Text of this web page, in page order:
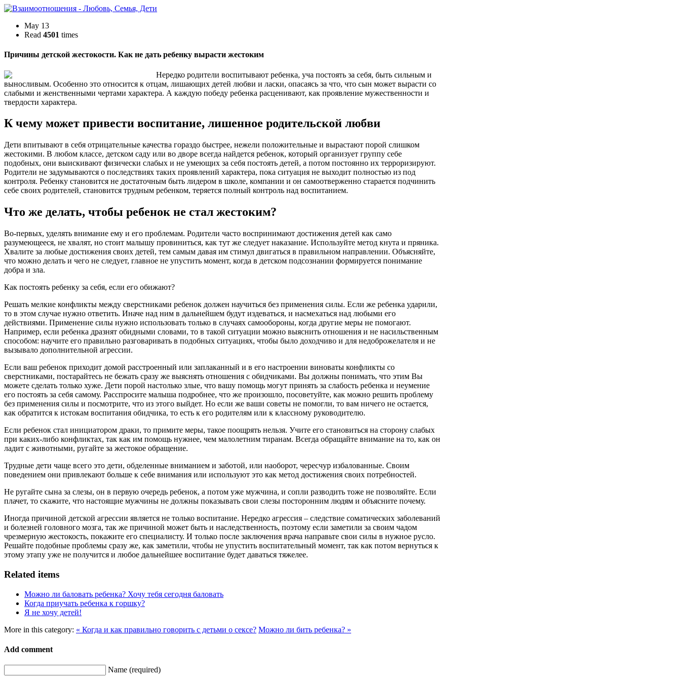
May 13
Read 4501 times
Причины детской жестокости. Как не дать ребенку вырасти жестоким
Нередко родители воспитывают ребенка, уча постоять за себя, быть сильным и
выносливым. Особенно это относится к отцам, лишающих детей любви и ласки, опасаясь за что, что сын может вырасти со
слабыми и женственными чертами характера. А каждую победу ребенка расценивают, как проявление мужественности и
твердости характера.
К чему может привести воспитание, лишенное родительской любви
Дети впитывают в себя отрицательные качества гораздо быстрее, нежели положительные и вырастают порой слишком
жестокими. В любом классе, детском саду или во дворе всегда найдется ребенок, который организует группу себе
подобных, они выискивают физически слабых и не умеющих за себя постоять детей, а потом постоянно их терроризируют.
Родители не задумываются о последствиях таких проявлений характера, пока ситуация не выходит полностью из под
контроля. Ребенку становится не достаточным быть лидером в школе, компании и он самоотверженно старается подчинить
себе своих родителей, становится трудным ребенком, теряется полный контроль над воспитанием.
Что же делать, чтобы ребенок не стал жестоким?
Во-первых, уделять внимание ему и его проблемам. Родители часто воспринимают достижения детей как само
разумеющееся, не хвалят, но стоит малышу провиниться, как тут же следует наказание. Используйте метод кнута и пряника.
Хвалите за любые достижения своих детей, тем самым давая им стимул двигаться в правильном направлении. Объясняйте,
что можно делать и чего не следует, главное не упустить момент, когда в детском подсознании формируется понимание
добра и зла.
Как постоять ребенку за себя, если его обижают?
Решать мелкие конфликты между сверстниками ребенок должен научиться без применения силы. Если же ребенка ударили,
то в этом случае нужно ответить. Иначе над ним в дальнейшем будут издеваться, и насмехаться над любыми его
действиями. Применение силы нужно использовать только в случаях самообороны, когда другие меры не помогают.
Например, если ребенка дразнят обидными словами, то в такой ситуации можно выяснить отношения и не насильственным
способом: научите его правильно разговаривать в подобных ситуациях, чтобы было доходчиво и для недоброжелателя и не
вызывало дополнительной агрессии.
Если ваш ребенок приходит домой расстроенный или заплаканный и в его настроении виноваты конфликты со
сверстниками, постарайтесь не бежать сразу же выяснять отношения с обидчиками. Вы должны понимать, что этим Вы
можете сделать только хуже. Дети порой настолько злые, что вашу помощь могут принять за слабость ребенка и неумение
его постоять за себя самому. Расспросите малыша подробнее, что же произошло, посоветуйте, как можно решить проблему
без применения силы и посмотрите, что из этого выйдет. Но если же ваши советы не помогли, то вам ничего не остается,
как обратится к истокам воспитания обидчика, то есть к его родителям или к классному руководителю.
Если ребенок стал инициатором драки, то примите меры, такое поощрять нельзя. Учите его становиться на сторону слабых
при каких-либо конфликтах, так как им помощь нужнее, чем малолетним тиранам. Всегда обращайте внимание на то, как он
ладит с животными, ругайте за жестокое обращение.
Трудные дети чаще всего это дети, обделенные вниманием и заботой, или наоборот, чересчур избалованные. Своим
поведением они привлекают больше к себе внимания или используют это как метод достижения своих потребностей.
Не ругайте сына за слезы, он в первую очередь ребенок, а потом уже мужчина, и сопли разводить тоже не позволяйте. Если
плачет, то скажите, что настоящие мужчины не должны показывать свои слезы посторонним людям и объясните почему.
Иногда причиной детской агрессии является не только воспитание. Нередко агрессия – следствие соматических заболеваний
и болезней головного мозга, так же причиной может быть и наследственность, поэтому если заметили за своим чадом
чрезмерную жестокость, покажите его специалисту. И только после заключения врача направьте свои силы в нужное русло.
Решайте подобные проблемы сразу же, как заметили, чтобы не упустить воспитательный момент, так как потом вернуться к
этому этапу уже не получится и любое дальнейшее воспитание будет даваться тяжелее.
Related items
Можно ли баловать ребенка? Хочу тебя сегодня баловать
Когда приучать ребенка к горшку?
Я не хочу детей!
More in this category: « Когда и как правильно говорить с детьми о сексе? Можно ли бить ребенка? »
Add comment
Name (required)